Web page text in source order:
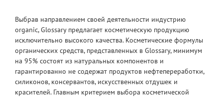
Выбрав направлением своей деятельности индустрию
organic, Glossary предлагает косметическую продукцию
исключительно высокого качества. Косметические формулы
органических средств, представленных в Glossary, минимум
на 95% состоят из натуральных компонентов и
гарантированно не содержат продуктов нефтепереработки,
силиконов, консервантов, искусственных отдушек и
красителей. Главным критерием выбора косметической